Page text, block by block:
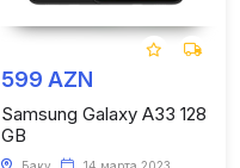
599 AZN
Samsung Galaxy A33 128
GB